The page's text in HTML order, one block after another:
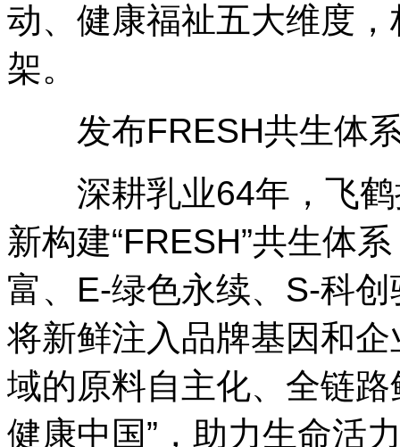
动、健康福祉五大维度
架。
发布FRESH共生体系
深耕乳业64年，飞鹤
新构建“FRESH”共生体
富、E-绿色永续、S-科
将新鲜注入品牌基因和
域的原料自主化、全链
健康中国”，助力生命活